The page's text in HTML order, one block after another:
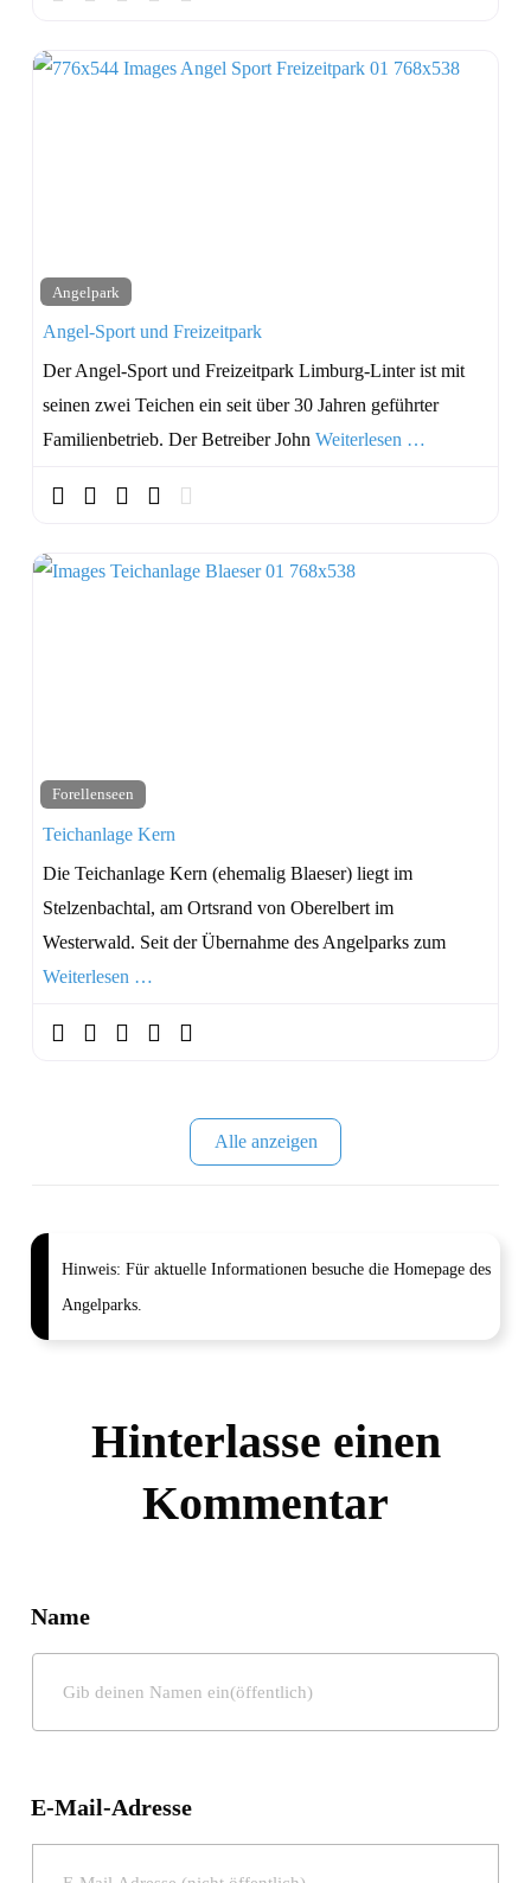
Angelpark
Angel-Sport und Freizeitpark
Der Angel-Sport und Freizeitpark Limburg-Linter ist mit
seinen zwei Teichen ein seit über 30 Jahren geführter
Familienbetrieb. Der Betreiber John Weiterlesen …
Forellenseen
Teichanlage Kern
Die Teichanlage Kern (ehemalig Blaeser) liegt im
Stelzenbachtal, am Ortsrand von Oberelbert im
Westerwald. Seit der Übernahme des Angelparks zum
Weiterlesen …
Alle anzeigen
Hinweis: Für aktuelle Informationen besuche die Homepage des
Angelparks.
Hinterlasse einen
Kommentar
Name
E-Mail-Adresse